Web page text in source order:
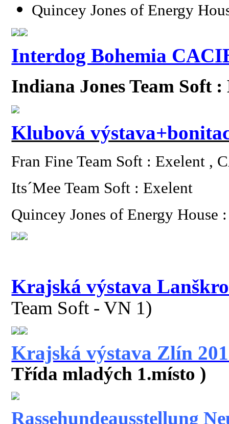
Quincey Jones of Energy
Interdog Bohemia
Indiana Jones Team Soft
Klubová
Fran Fine Team Soft : Exelent ,
Its´Mee Team Soft : Exelent
Quincey Jones of Energy House
Krajská výstava
Team Soft - VN 1)
Krajská výstava Zlín
Třída mladých 1.místo )
Rassehundeausstellung